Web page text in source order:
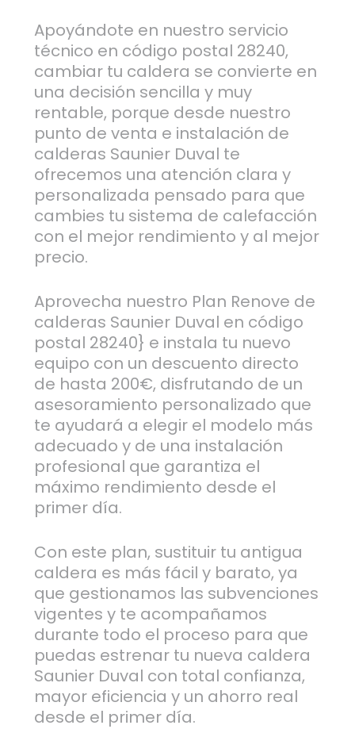
Apoyándote en nuestro servicio
técnico en código postal 28240,
cambiar tu caldera se convierte en
una decisión sencilla y muy
rentable, porque desde nuestro
punto de venta e instalación de
calderas Saunier Duval te
ofrecemos una atención clara y
personalizada pensado para que
cambies tu sistema de calefacción
con el mejor rendimiento y al mejor
precio.
Aprovecha nuestro Plan Renove de
calderas Saunier Duval en código
postal 28240} e instala tu nuevo
equipo con un descuento directo
de hasta 200€, disfrutando de un
asesoramiento personalizado que
te ayudará a elegir el modelo más
adecuado y de una instalación
profesional que garantiza el
máximo rendimiento desde el
primer día.
Con este plan, sustituir tu antigua
caldera es más fácil y barato, ya
que gestionamos las subvenciones
vigentes y te acompañamos
durante todo el proceso para que
puedas estrenar tu nueva caldera
Saunier Duval con total confianza,
mayor eficiencia y un ahorro real
desde el primer día.